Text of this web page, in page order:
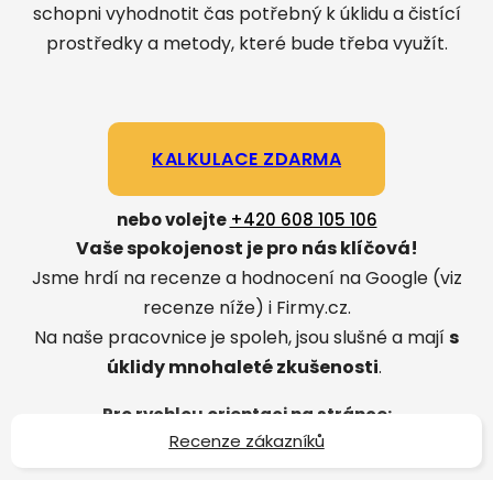
schopni vyhodnotit čas potřebný k úklidu a čistící
prostředky a metody, které bude třeba využít.
KALKULACE ZDARMA
nebo volejte +420 608 105 106
Vaše spokojenost je pro nás klíčová!
Jsme hrdí na recenze a hodnocení na Google (viz
recenze níže) i Firmy.cz.
Na naše pracovnice je spoleh, jsou slušné a majís
úklidy mnohaleté zkušenosti.
Pro rychlou orientaci na stránce:
Recenze zákazníků